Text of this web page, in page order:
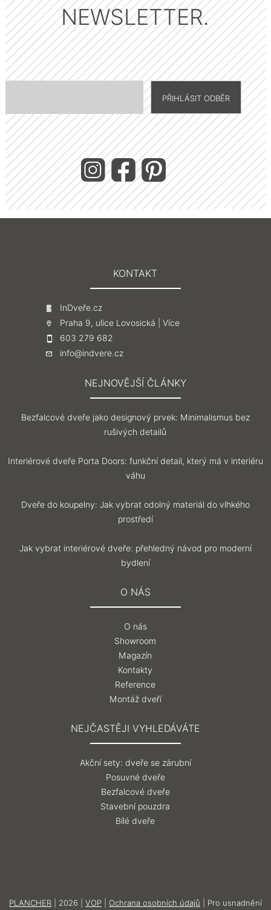
NEWSLETTER.
KONTAKT
InDveře.cz
Praha 9, ulice Lovosická | Více
603 279 682
info@indvere.cz
NEJNOVĚJŠÍ ČLÁNKY
Bezfalcové dveře jako designový prvek: Minimalismus bez
rušivých detailů
Interiérové dveře Porta Doors: funkční detail, který má v interiéru
váhu
Dveře do koupelny: Jak vybrat odolný materiál do vlhkého
prostředí
Jak vybrat interiérové dveře: přehledný návod pro moderní
bydlení
O NÁS
O nás
Showroom
Magazín
Kontakty
Reference
Montáž dveří
NEJČASTĚJI VYHLEDÁVÁTE
Akční sety: dveře se zárubní
Posuvné dveře
Bezfalcové dveře
Stavební pouzdra
Bílé dveře
PLANCHER| 2026 | VOP| Ochrana osobních údajů | Pro usnadnění